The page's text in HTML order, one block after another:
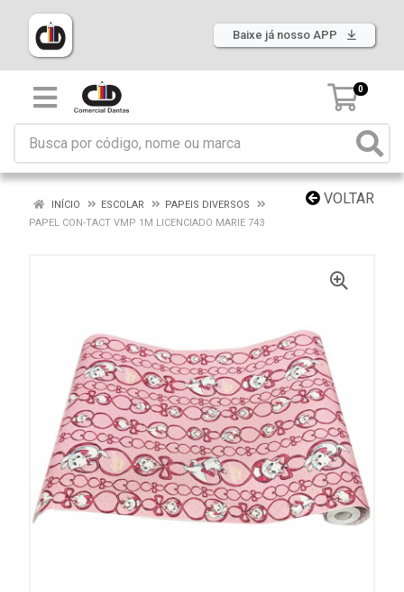
Baixe já nosso APP
0
VOLTAR
INÍCIO ESCOLAR
PAPEIS DIVERSOS
PAPEL CON-TACT VMP 1M LICENCIADO MARIE 743